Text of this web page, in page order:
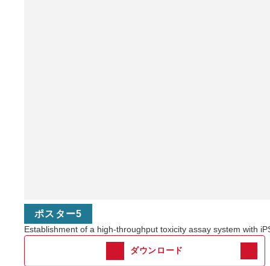
ポスター5
Establishment of a high-throughput toxicity assay system with
ダウンロード